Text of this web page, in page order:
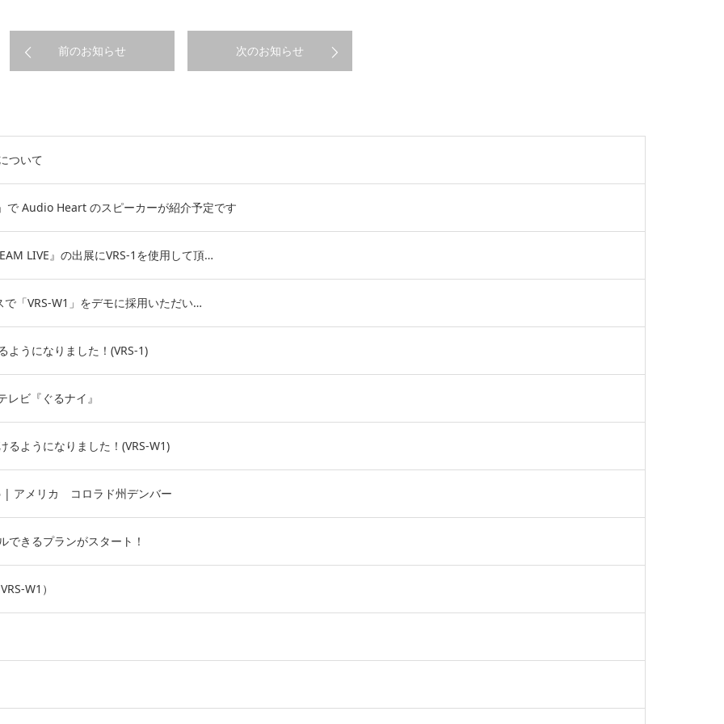
前のお知らせ 次のお知らせ
ついて
で Audio Heart のスピーカーが紹介予定です
LIVE』の出展にVRS-1を使用して頂…
「VRS-W1」をデモに採用いただい…
ようになりました！(VRS-1)
ビ『ぐるナイ』
るようになりました！(VRS-W1)
アメリカ コロラド州デンバー
できるプランがスタート！
W1）